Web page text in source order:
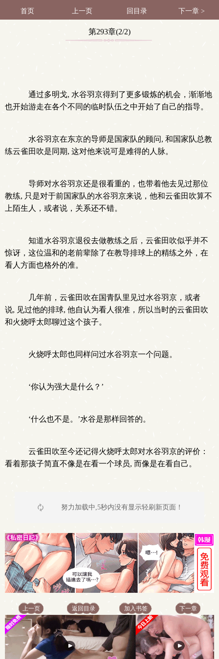
首页 上一页 回目录 下一章 >
第293章(2/2)
通过多明戈, 水谷羽京得到了更多锻炼的机会，渐渐地
也开始游走在各个不同的临时队伍之中开始了自己的指导。
水谷羽京在东京的导师是国家队的顾问, 和国家队总教
练云雀田吹是同期, 这对他来说可是难得的人脉。
导师对水谷羽京还是很看重的，也带着他去见过那位
教练, 只是对于前国家队的水谷羽京来说，他和云雀田吹算不
上陌生人，或者说，关系还不错。
知道水谷羽京退役去做教练之后，云雀田吹似乎并不
惊讶，这位温和的老前辈除了在教导排球上的精练之外，在
看人方面也格外的准。
几年前，云雀田吹在国青队里见过水谷羽京，或者
说, 见过他的排球, 他自认为看人很准，所以当时的云雀田吹
和火烧呼太郎聊过这个孩子。
火烧呼太郎也同样问过水谷羽京一个问题。
‘你认为强大是什么？’
‘什么也不是。’水谷是那样回答的。
云雀田吹至今还记得火烧呼太郎对水谷羽京的评价：
看着那孩子简直不像是在看一个球员, 而像是在看自己。
努力加载中,5秒内没有显示轻刷新页面！
上一页 返回目录 加入书签 下一章